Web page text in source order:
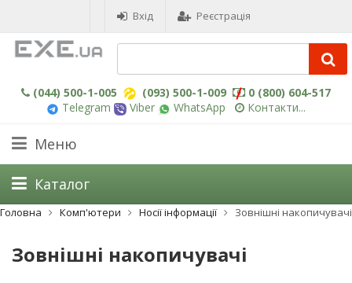
Вхід Реєстрація
(044) 500-1-005 (093) 500-1-009
0 (800) 604-517
Telegram
Viber WhatsApp Контакти...
Меню
Головна Комп'ютери Носії інформації Зовнішні накопичувачі
Зовнішні накопичувачі
Каталог